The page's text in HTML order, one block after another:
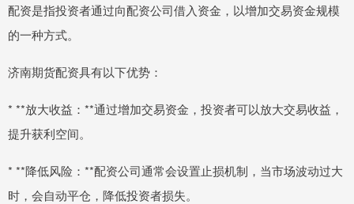
配资是指投资者通过向配资公司借入资金，以增加交易资金规模
的一种方式。
济南期货配资具有以下优势：
* **放大收益：**通过增加交易资金，投资者可以放大交易收益，
提升获利空间。
* **降低风险：**配资公司通常会设置止损机制，当市场波动过大
时，会自动平仓，降低投资者损失。